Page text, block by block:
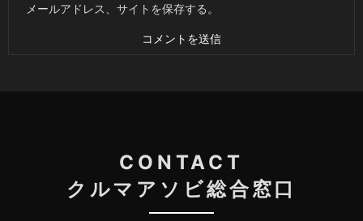
メールアドレス、サイトを保存する。
CONTACT
クルマアソビ総合窓口